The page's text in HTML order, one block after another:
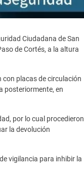
Ciudadana de San
de Cortés, a la altura
con placas de circulación
posteriormente, en
por lo cual procedieron
la devolución
vigilancia para inhibir la